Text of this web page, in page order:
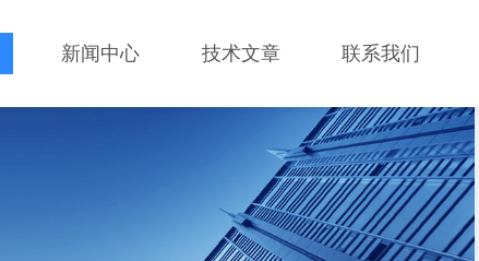
新闻中心 技术文章 联系我们